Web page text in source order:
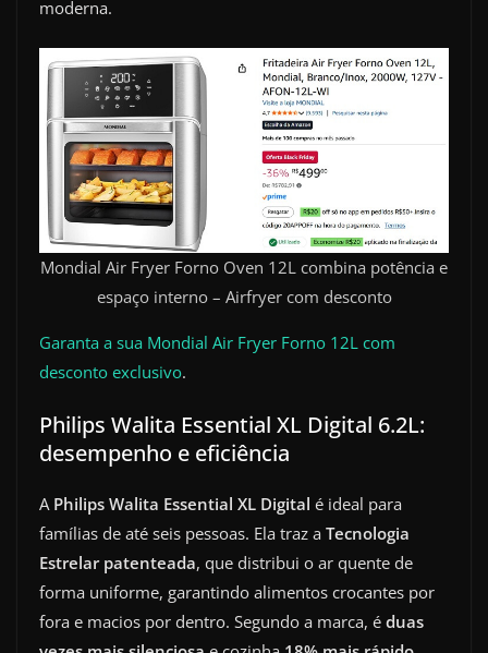
moderna.
Mondial Air Fryer Forno Oven 12L combina potência e
espaço interno – Airfryer com desconto
Garanta a sua Mondial Air Fryer Forno 12L com
desconto exclusivo.
Philips Walita Essential XL Digital 6.2L:
desempenho e eficiência
A Philips Walita Essential XL Digital é ideal para
famílias de até seis pessoas. Ela traz a Tecnologia
Estrelar patenteada, que distribui o ar quente de
forma uniforme, garantindo alimentos crocantes por
fora e macios por dentro. Segundo a marca, é duas